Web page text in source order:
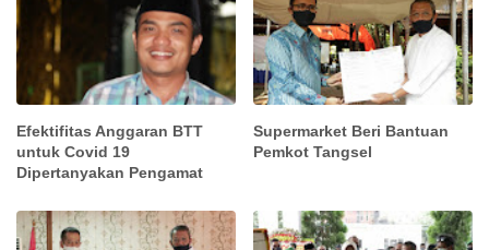
Efektifitas Anggaran BTT
untuk Covid 19
Dipertanyakan Pengamat
Supermarket Beri Bantuan
Pemkot Tangsel